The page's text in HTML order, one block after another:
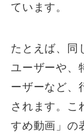
ています。
たとえば、同
ユーザーや、
ーザーなど、
されます。こ
すめ動画」の